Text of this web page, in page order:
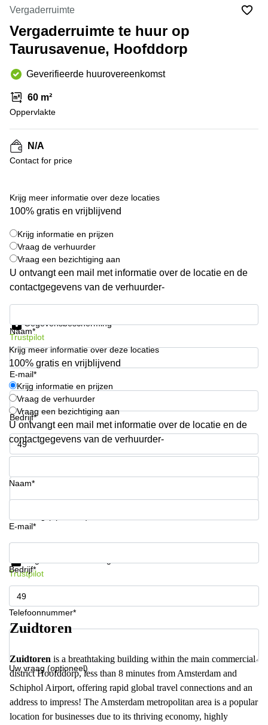
Hengelo
Hilversum
Hoofddorp
Deventer
Rotterdam
Tiel
Zwolle
Bodegraven-
Reeuwijk
Business
center
Arnhem
Business
Amsterdam
Westpoort
Business
center
Hilversum
Den
Haag
space
Breda
Coworking
Arnhem
Coworking
space
Hilversum
Coworking
space
Zwolle
Coworking
Haarlem
Kantoor
Huren
Hengelo
Nijmegen
Vergaderruimte
Vergaderruimte te huur op
Taurusavenue, Hoofddorp
Geverifieerde huurovereenkomst
60 m²
Oppervlakte
N/A
Contact for price
Krijg meer informatie over deze locaties
100% gratis en vrijblijvend
Krijg informatie en prijzen
Vraag de verhuurder
Vraag een bezichtiging aan
U ontvangt een mail met informatie over de locatie en de
contactgegevens van de verhuurder-
Naam*
E-mail*
Bedrijf*
Telefoonnummer*
Gegevensbescherming
Trustpilot
Krijg meer informatie over deze locaties
100% gratis en vrijblijvend
Krijg informatie en prijzen
Vraag de verhuurder
Vraag een bezichtiging aan
U ontvangt een mail met informatie over de locatie en de
contactgegevens van de verhuurder-
Naam*
E-mail*
Bedrijf*
Telefoonnummer*
Uw vraag (optioneel)
Krijg informatie en prijzen
Trustpilot
Zuidtoren
Zuidtoren is a breathtaking building within the main commercial
district Hoofddorp, less than 8 minutes from Amsterdam and
Schiphol Airport, offering rapid global travel connections and an
address to impress! The Amsterdam metropolitan area is a popular
location for businesses due to its thriving economy, highly